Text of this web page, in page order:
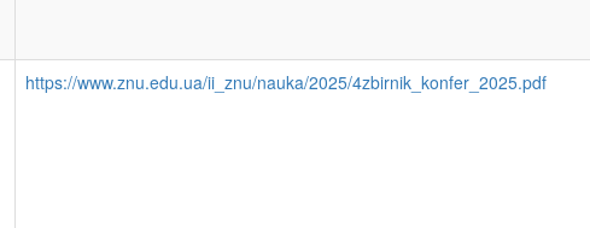
https://www.znu.edu.ua/ii_znu/nauka/2025/4zbirnik_konfer_2025.pdf